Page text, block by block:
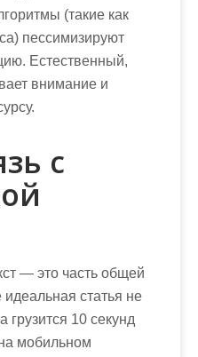
(такие как
пессимизируют
Естественный,
внимание и
с
— это часть общей
статья не
грузится 10 секунд
мобильном